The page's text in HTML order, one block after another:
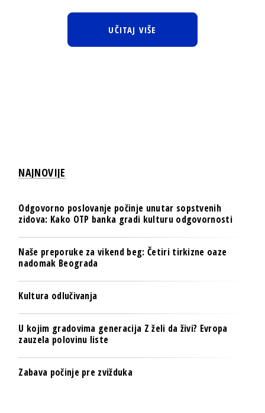
UČITAJ VIŠE
NAJNOVIJE
Odgovorno poslovanje počinje unutar sopstvenih
zidova: Kako OTP banka gradi kulturu odgovornosti
Naše preporuke za vikend beg: Četiri tirkizne oaze
nadomak Beograda
Kultura odlučivanja
U kojim gradovima generacija Z želi da živi? Evropa
zauzela polovinu liste
Zabava počinje pre zvižduka